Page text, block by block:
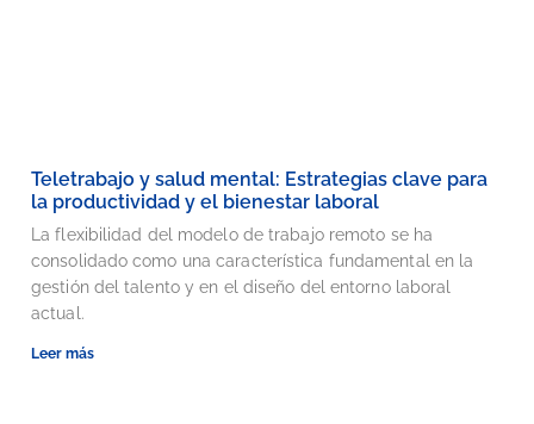
Teletrabajo y salud mental: Estrategias clave para
la productividad y el bienestar laboral
La flexibilidad del modelo de trabajo remoto se ha
consolidado como una característica fundamental en la
gestión del talento y en el diseño del entorno laboral
actual.
Leer más